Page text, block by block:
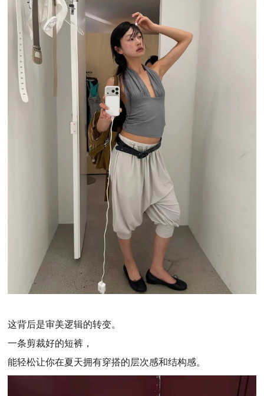
这背后是审美逻辑的转变。
一条剪裁好的短裤，
能轻松让你在夏天拥有穿搭的层次感和结构感。